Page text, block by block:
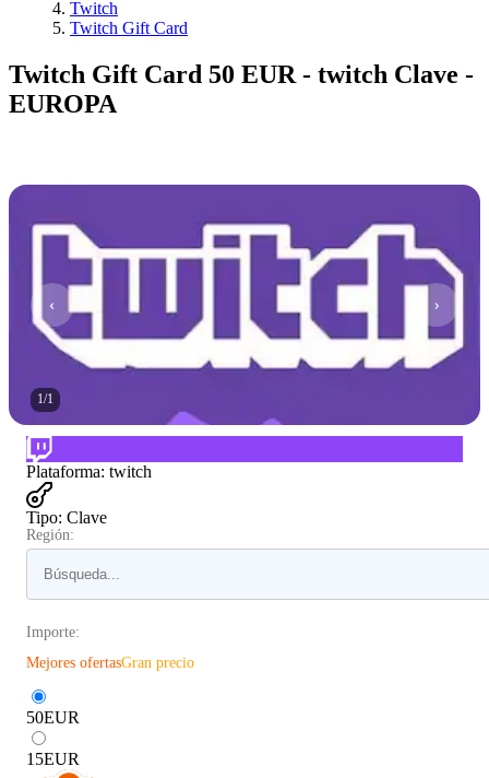
Twitch
Twitch Gift Card
Twitch Gift Card 50 EUR - twitch Clave -
EUROPA
1/1
Plataforma: twitch
Tipo: Clave
Región:
Importe:
Mejores ofertasGran precio
50EUR
15EUR